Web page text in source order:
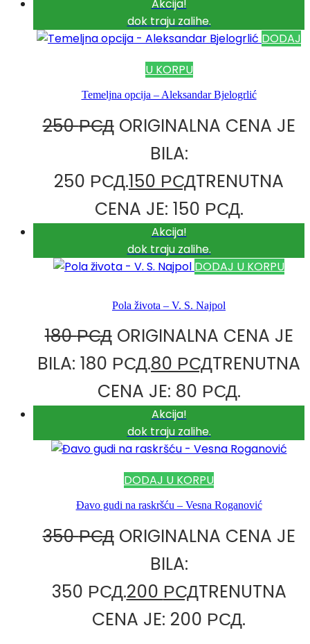
Akcija!
dok traju zalihe.
DODAJ
U KORPU
Temeljna opcija – Aleksandar Bjelogrlić
250РСД ORIGINALNA CENA JE
BILA:
250 РСД.150 РСДTRENUTNA
CENA JE: 150 РСД.
Akcija!
dok traju zalihe.
DODAJ U KORPU
Pola života – V. S. Najpol
180РСД ORIGINALNA CENA JE
BILA: 180 РСД.80 РСДTRENUTNA
CENA JE: 80 РСД.
Akcija!
dok traju zalihe.
DODAJ U KORPU
Đavo gudi na raskršću – Vesna Roganović
350РСД ORIGINALNA CENA JE
BILA:
350 РСД.200 РСДTRENUTNA
CENA JE: 200 РСД.